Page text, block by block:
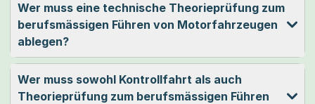
Wer muss eine technische Theorieprüfung zum
berufsmässigen Führen von Motor­fahr­zeugen
ablegen?
Wer muss sowohl Kontrollfahrt als auch
Theorieprüfung zum berufsmässigen Führen